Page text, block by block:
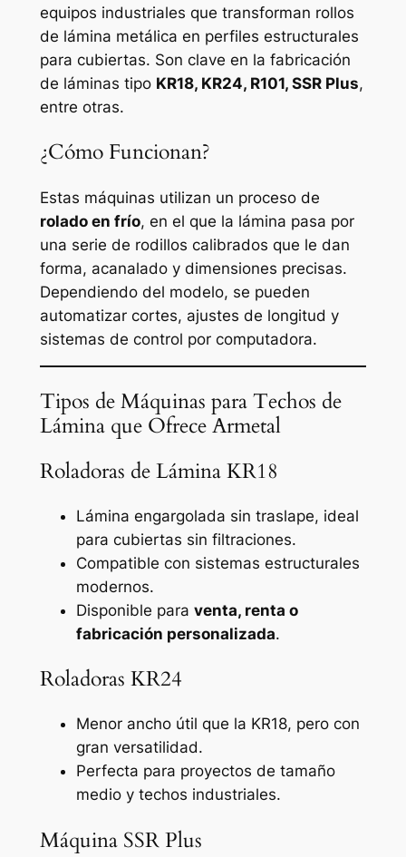
equipos industriales que transforman rollos
de lámina metálica en perfiles estructurales
para cubiertas. Son clave en la fabricación
de láminas tipo KR18, KR24, R101, SSR Plus,
entre otras.
¿Cómo Funcionan?
Estas máquinas utilizan un proceso de
rolado en frío, en el que la lámina pasa por
una serie de rodillos calibrados que le dan
forma, acanalado y dimensiones precisas.
Dependiendo del modelo, se pueden
automatizar cortes, ajustes de longitud y
sistemas de control por computadora.
Tipos de Máquinas para Techos de
Lámina que Ofrece Armetal
Roladoras de Lámina KR18
Lámina engargolada sin traslape, ideal
para cubiertas sin filtraciones.
Compatible con sistemas estructurales
modernos.
Disponible para venta, renta o
fabricación personalizada.
Roladoras KR24
Menor ancho útil que la KR18, pero con
gran versatilidad.
Perfecta para proyectos de tamaño
medio y techos industriales.
Máquina SSR Plus